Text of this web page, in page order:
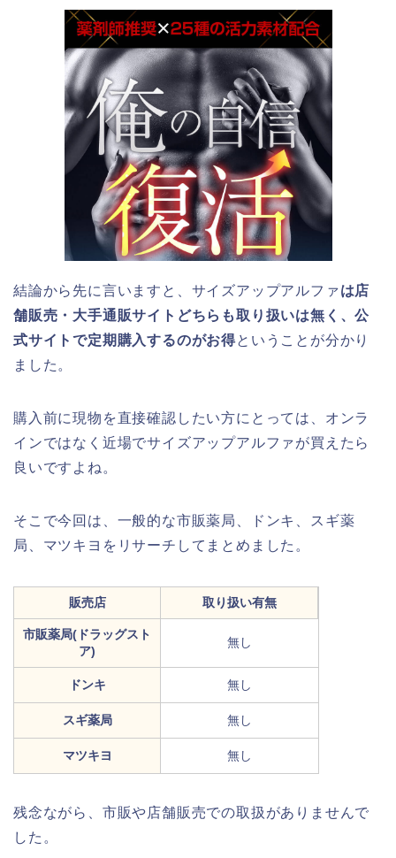
結論から先に言いますと、サイズアップアルファは店
舗販売・大手通販サイトどちらも取り扱いは無く、公
式サイトで定期購入するのがお得ということが分かり
ました。
購入前に現物を直接確認したい方にとっては、オンラ
インではなく近場でサイズアップアルファが買えたら
良いですよね。
そこで今回は、一般的な市販薬局、ドンキ、スギ薬
局、マツキヨをリサーチしてまとめました。
販売店 取り扱い有無
市販薬局(ドラッグスト
ア)
無し
ドンキ 無し
スギ薬局 無し
マツキヨ 無し
残念ながら、市販や店舗販売での取扱がありませんで
した。